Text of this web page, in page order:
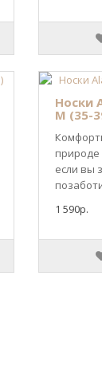
Носки
M (35-
природе
если вы
1 590р.